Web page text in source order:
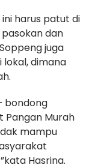
harus patut di
dan
juga
dimana
bondong
Pangan Murah
mampu
Hasrina.